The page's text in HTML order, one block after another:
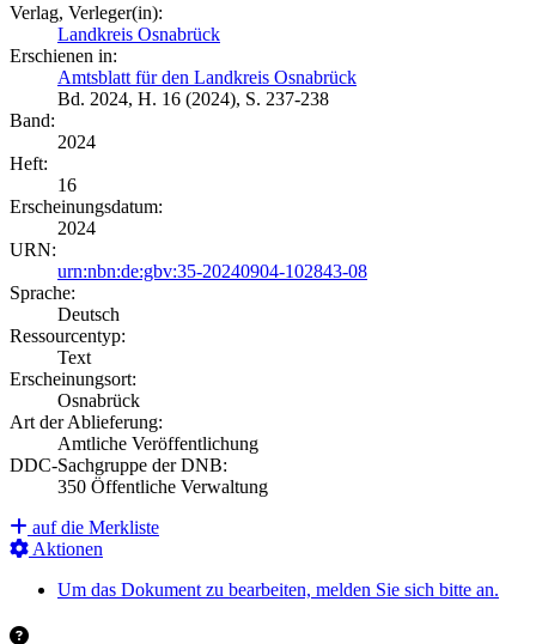
Verlag, Verleger(in):
Landkreis Osnabrück
Erschienen in:
Amtsblatt für den Landkreis Osnabrück
Bd. 2024, H. 16 (2024), S. 237-238
Band:
2024
Heft:
16
Erscheinungsdatum:
2024
URN:
urn:nbn:de:gbv:35-20240904-102843-08
Sprache:
Deutsch
Ressourcentyp:
Text
Erscheinungsort:
Osnabrück
Art der Ablieferung:
Amtliche Veröffentlichung
DDC-Sachgruppe der DNB:
350 Öffentliche Verwaltung
auf die Merkliste
Aktionen
Um das Dokument zu bearbeiten, melden Sie sich bitte an.